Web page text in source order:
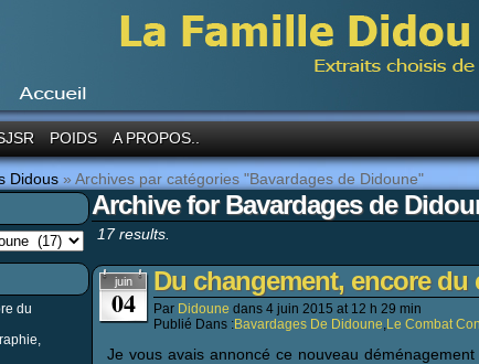
POIDS A PROPOS..
Didous » Archives par catégories "Bavardages de Didoune"
du
Archive for Bavardages de
17 results.
juin
04
Du changement, encore du
Par Didoune dans 4 juin 2015 at 12 h 29 min
Publié Dans :Bavardages De Didoune,Le Combat
Je vous avais annoncé ce nouveau